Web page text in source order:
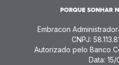
Embracon
CNPJ:
Autorizado pelo Banco
Data: